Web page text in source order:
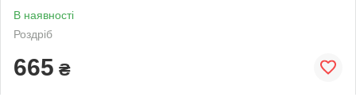
В наявності
Роздріб
665 ₴